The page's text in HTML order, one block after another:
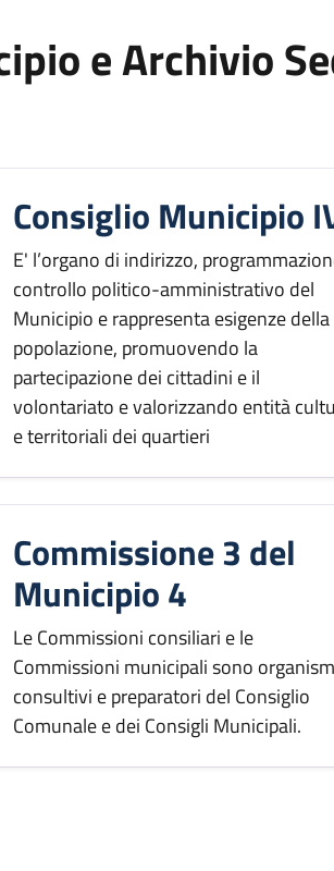
e Archivio
Consiglio Municipio
E' l’organo di indirizzo,
controllo politico-amministrativo del
Municipio e rappresenta esigenze della
popolazione, promuovendo la
partecipazione dei cittadini e il
volontariato e valorizzando entità
e territoriali dei quartieri
Commissione 3 del
Municipio 4
Le Commissioni consiliari e le
Commissioni municipali sono
consultivi e preparatori del Consiglio
Comunale e dei Consigli Municipali.